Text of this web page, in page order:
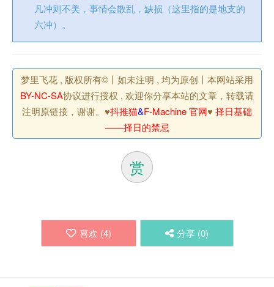
凡冲则不美，事情会散乱，缺损（这里指的是地支的
六冲）。
梦里飞花 , 版权所有©丨如未注明 , 均为原创丨本网站采用
BY-NC-SA协议进行授权 , 欢迎你分享本站的文章，转载请
注明原链接，谢谢。♥抖推猫&F-Machine 官网♥ 择日基础
——择日的禁忌
赏
喜欢 (4) 分享 (0)